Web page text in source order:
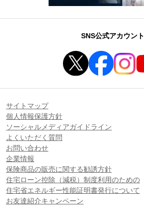
SNS公式アカウント
サイトマップ
個人情報保護方針
ソーシャルメディアガイドライン
よくいただく質問
お問い合わせ
企業情報
保険商品の販売に関する勧誘方針
住宅ローン控除（減税）制度利用のための
住宅省エネルギー性能証明書発行について
お友達紹介キャンペーン